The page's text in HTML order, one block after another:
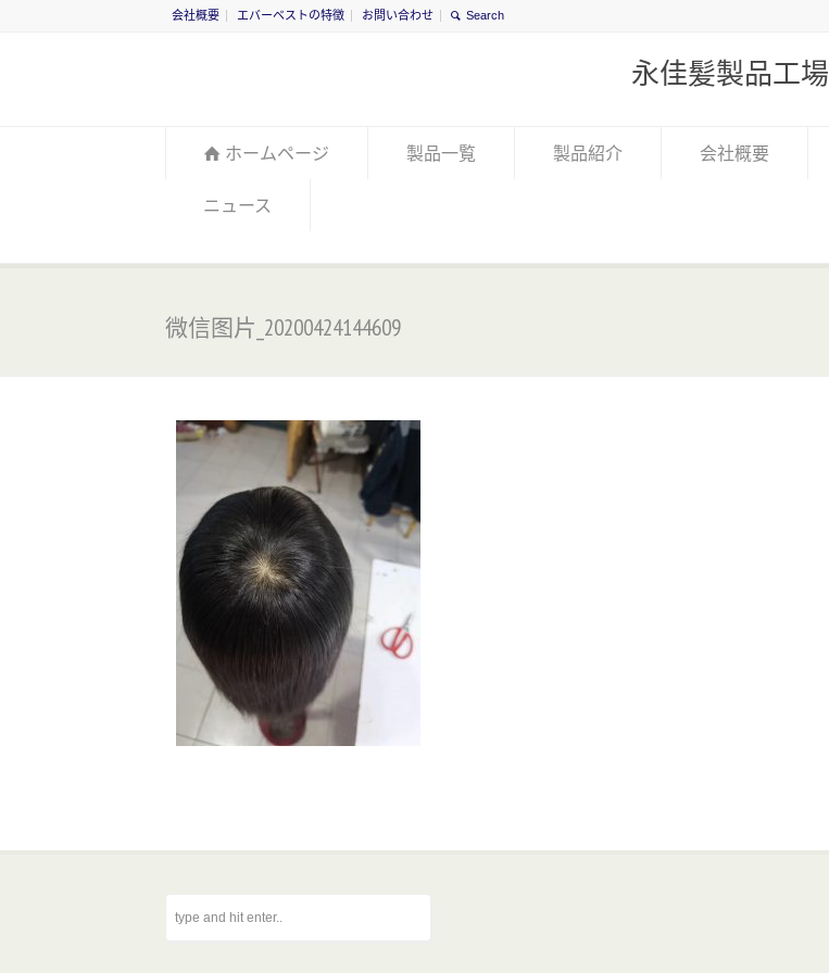
会社概要 エバーベストの特徴 お問い合わせ
永佳髪製品工場
ホームページ 製品一覧 製品紹介 会社概要
ニュース
微信图片_20200424144609